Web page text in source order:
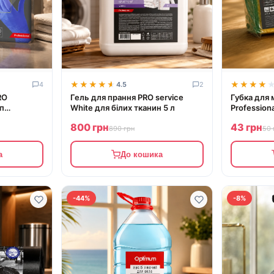
4 ★★★★★
★★★★★ 4.5 2
Гель для прання PRO service
White для білих тканин 5 л
800 грн890 грн
До кошика
★★★★★
★★★★★
Губка для
43 грн50
-44% -8%